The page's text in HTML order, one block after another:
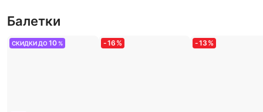
Балетки
СКИДКИ ДО10 % -16 % -13 %